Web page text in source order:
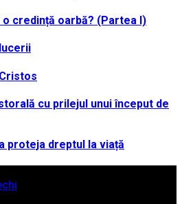
credință oarbă? (Partea I)
cu prilejul unui început de
proteja dreptul la viață